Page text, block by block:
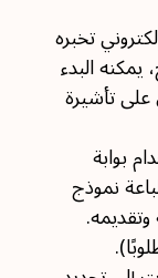
تخبره
البدء
تأشيرة
بوابة
نموذج